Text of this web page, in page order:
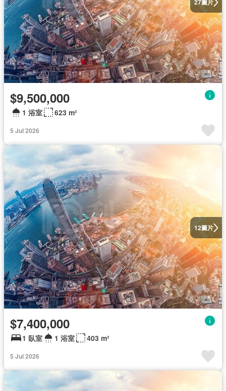
27
$9,500,000
1 浴室 623 m²
5 Jul 2026
12圖片
$7,400,000
1 臥室 1 浴室 403 m²
5 Jul 2026